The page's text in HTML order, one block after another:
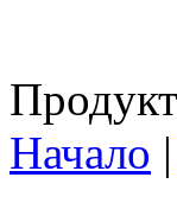
Начало |